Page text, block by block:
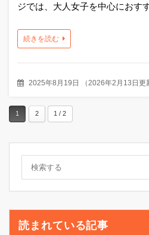
ジでは、大人女子を中心におす
続きを読む
2025年8月19日 （ 2026年2月13日更
1 2 1 / 2
読まれている記事